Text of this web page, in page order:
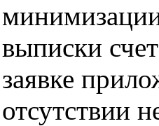
выписки
заявке
отсутствии